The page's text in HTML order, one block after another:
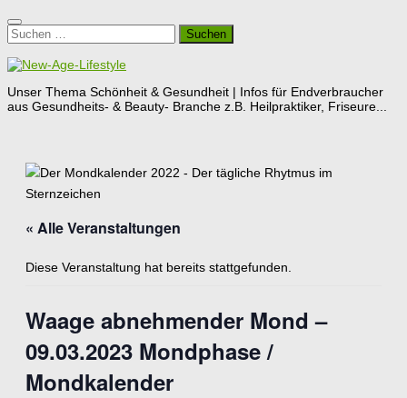
Suchen
nach:
Unser Thema Schönheit & Gesundheit | Infos für Endverbraucher
aus Gesundheits- & Beauty- Branche z.B. Heilpraktiker, Friseure...
« Alle Veranstaltungen
Diese Veranstaltung hat bereits stattgefunden.
Waage abnehmender Mond –
09.03.2023 Mondphase /
Mondkalender